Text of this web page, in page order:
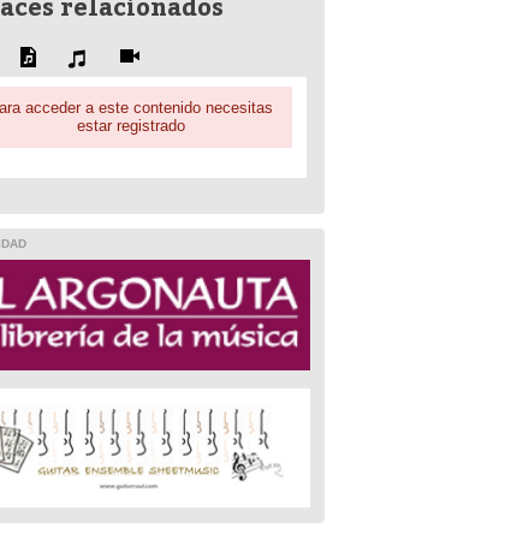
acceder a este contenido necesitas
estar registrado